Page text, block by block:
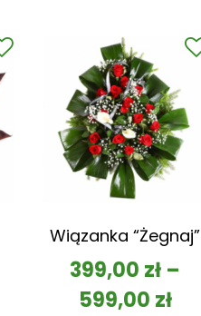
Wiązanka “Żegnaj”
399,00 zł –
599,00 zł